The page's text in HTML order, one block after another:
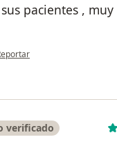
pacientes , muy
opinión del usuario Juan Rojas
verificado